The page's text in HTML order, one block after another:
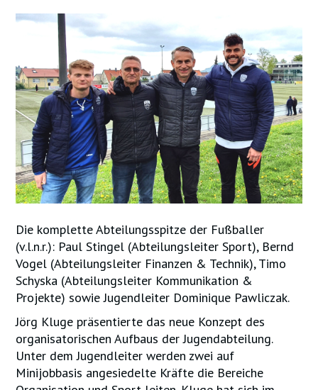
Die komplette Abteilungsspitze der Fußballer
(v.l.n.r.): Paul Stingel (Abteilungsleiter Sport), Bernd
Vogel (Abteilungsleiter Finanzen & Technik), Timo
Schyska (Abteilungsleiter Kommunikation &
Projekte) sowie Jugendleiter Dominique Pawliczak.
Jörg Kluge präsentierte das neue Konzept des
organisatorischen Aufbaus der Jugendabteilung.
Unter dem Jugendleiter werden zwei auf
Minijobbasis angesiedelte Kräfte die Bereiche